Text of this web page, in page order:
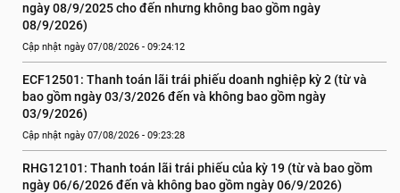
ngày 08/9/2025 cho đến nhưng không bao gồm ngày
08/9/2026)
Cập nhật ngày 07/08/2026 - 09:24:12
ECF12501: Thanh toán lãi trái phiếu doanh nghiệp kỳ 2 (từ và
bao gồm ngày 03/3/2026 đến và không bao gồm ngày
03/9/2026)
Cập nhật ngày 07/08/2026 - 09:23:28
RHG12101: Thanh toán lãi trái phiếu của kỳ 19 (từ và bao gồm
ngày 06/6/2026 đến và không bao gồm ngày 06/9/2026)